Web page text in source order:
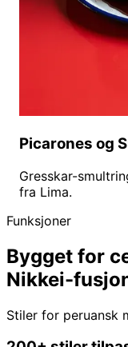
Picarones og
Gresskar-
fra Lima.
Funksjoner
Bygget for
Nikkei-
Stiler for peruansk